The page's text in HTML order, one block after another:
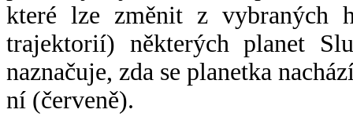
které lze změnit z vybraných
trajektorií) některých planet
naznačuje, zda se planetka
ní (červeně).